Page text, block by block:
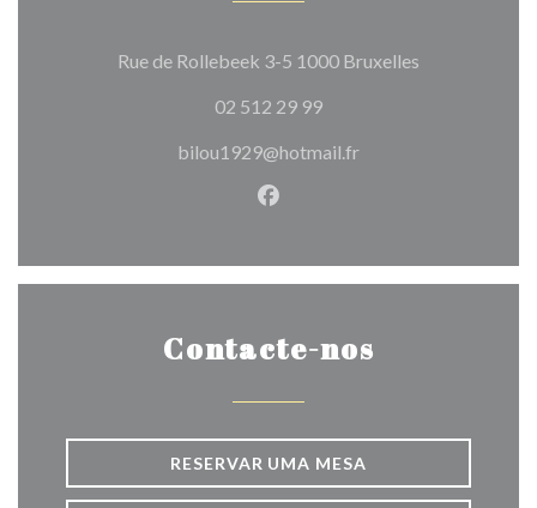
Rue de Rollebeek 3-5 1000 Bruxelles
02 512 29 99
bilou1929@hotmail.fr
Facebook ((abre numa nova
Contacte-nos
RESERVAR UMA MESA